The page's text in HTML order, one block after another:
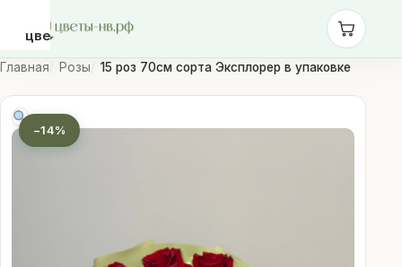
цветы-
нв.рф
Розы
Главная Розы 15 роз 70см сорта Эксплорер в упаковке
−14%